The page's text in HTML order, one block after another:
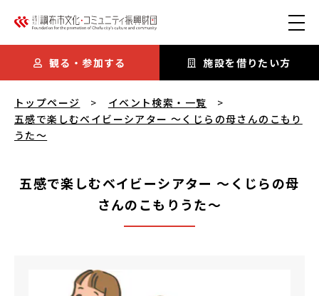
観る・参加する 施設を借りたい方
トップページ
イベント検索・一覧
五感で楽しむベイビーシアター ～くじらの母さんのこもり
うた～
五感で楽しむベイビーシアター ～くじらの母
さんのこもりうた～
五感で楽しむベイビーシアター ～くじらの母さんのこも
五感で楽しむベイビーシアター ～くじらの母さんのこもりうた